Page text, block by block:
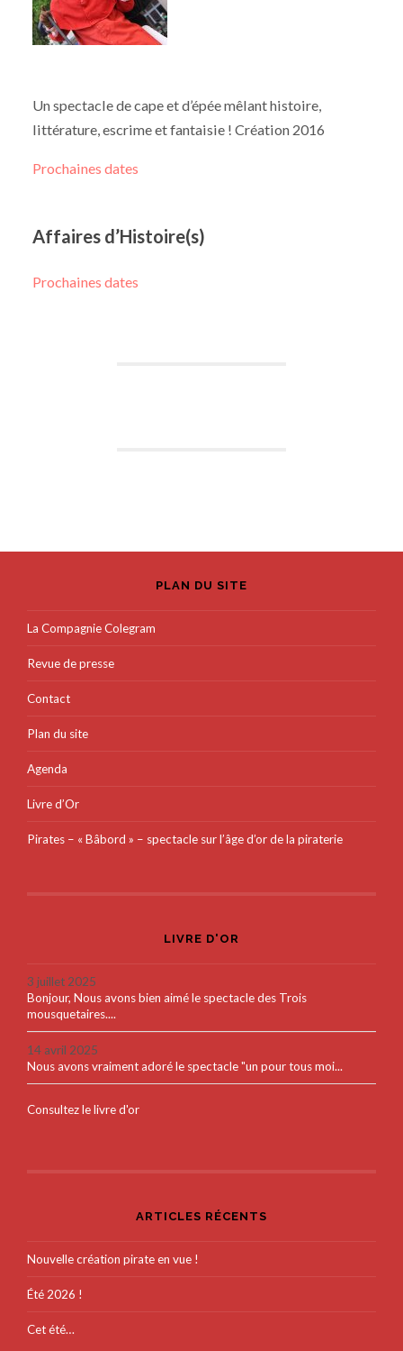
Un spectacle de cape et d’épée mêlant histoire,
littérature, escrime et fantaisie ! Création 2016
Prochaines dates
Affaires d’Histoire(s)
Prochaines dates
PLAN DU SITE
La Compagnie Colegram
Revue de presse
Contact
Plan du site
Agenda
Livre d’Or
Pirates – « Bâbord » – spectacle sur l’âge d’or de la piraterie
LIVRE D'OR
3 juillet 2025
Bonjour, Nous avons bien aimé le spectacle des Trois
mousquetaires....
14 avril 2025
Nous avons vraiment adoré le spectacle "un pour tous moi...
Consultez le livre d'or
ARTICLES RÉCENTS
Nouvelle création pirate en vue !
Été 2026 !
Cet été…